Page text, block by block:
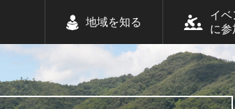
地域を知る
イベ
に参